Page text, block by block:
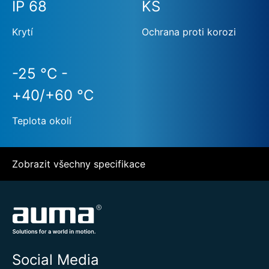
IP 68
Krytí
KS
Ochrana proti korozi
-25 °C -
+40/+60 °C
Teplota okolí
Zobrazit všechny specifikace
Social Media